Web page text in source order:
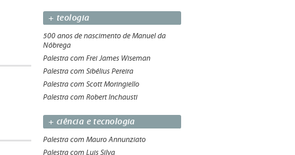
+ teologia
500 anos de nascimento de Manuel da
Nóbrega
Palestra com Frei James Wiseman
Palestra com Sibélius Pereira
Palestra com Scott Moringiello
Palestra com Robert Inchausti
+ ciência e tecnologia
Palestra com Mauro Annunziato
Palestra com Luis Silva